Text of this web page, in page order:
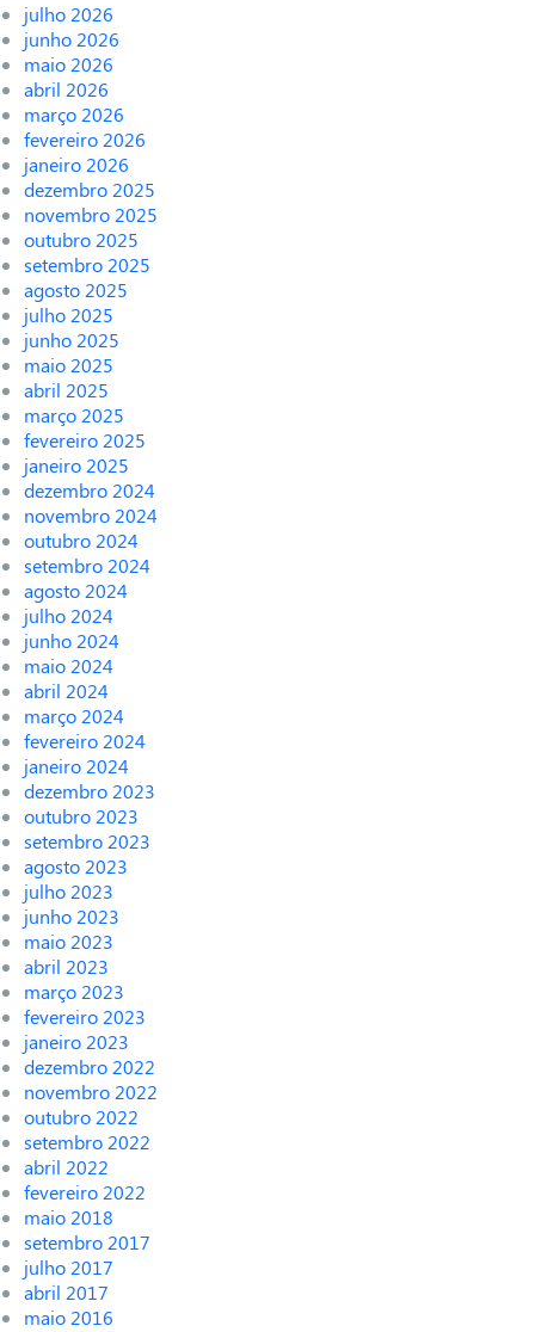
julho 2026
junho 2026
maio 2026
abril 2026
março 2026
fevereiro 2026
janeiro 2026
dezembro 2025
novembro 2025
outubro 2025
setembro 2025
agosto 2025
julho 2025
junho 2025
maio 2025
abril 2025
março 2025
fevereiro 2025
janeiro 2025
dezembro 2024
novembro 2024
outubro 2024
setembro 2024
agosto 2024
julho 2024
junho 2024
maio 2024
abril 2024
março 2024
fevereiro 2024
janeiro 2024
dezembro 2023
outubro 2023
setembro 2023
agosto 2023
julho 2023
junho 2023
maio 2023
abril 2023
março 2023
fevereiro 2023
janeiro 2023
dezembro 2022
novembro 2022
outubro 2022
setembro 2022
abril 2022
fevereiro 2022
maio 2018
setembro 2017
julho 2017
abril 2017
maio 2016